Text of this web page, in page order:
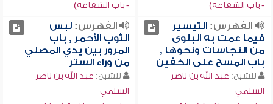
- باب الشفاعة)
- باب الشفاعة)
الفهرس:التيسير
فيما عمت به البلوى
من النجاسات ونحوها ,
باب المسح على الخفين
للشيخ: عبد الله بن ناصر
السلمي
الفهرس:لبس
الثوب الأحمر , باب
المرور بين يدي المصلي
من وراء الستر
للشيخ: عبد الله بن ناصر
السلمي